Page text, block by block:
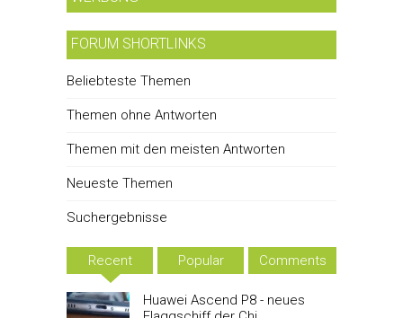
FORUM SHORTLINKS
Beliebteste Themen
Themen ohne Antworten
Themen mit den meisten Antworten
Neueste Themen
Suchergebnisse
Recent Popular Comments
Huawei Ascend P8 - neues